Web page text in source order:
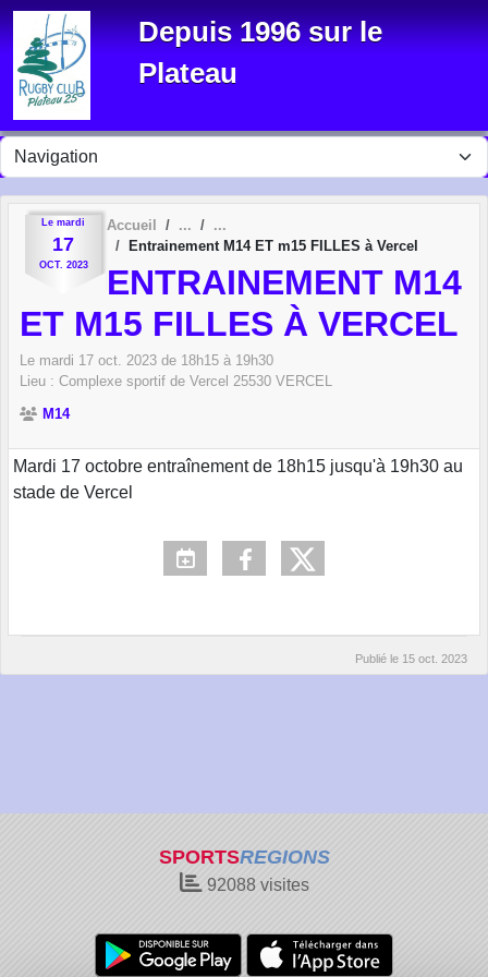
Depuis 1996 sur le
Plateau
Le mardi
17
OCT. 2023
Accueil
Entrainement M14 ET m15 FILLES à Vercel
ENTRAINEMENT M14
ET M15 FILLES À VERCEL
Le mardi 17 oct. 2023 de 18h15 à 19h30
Lieu : Complexe sportif de Vercel 25530 VERCEL
M14
Mardi 17 octobre entraînement de 18h15 jusqu'à 19h30 au
stade de Vercel
Publié le 15 oct. 2023
SPORTSREGIONS
92088visites
Panneau de gestion des cookies